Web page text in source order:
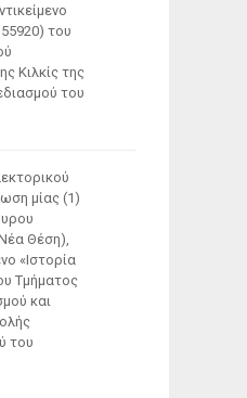
του
Κιλκίς της
του
μίας (1)
Θέση),
«Ιστορία
Τμήματος
και
του